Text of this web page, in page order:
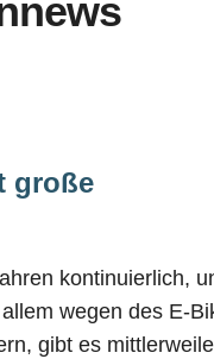
große
kontinuierlich,
wegen des E-
gibt es